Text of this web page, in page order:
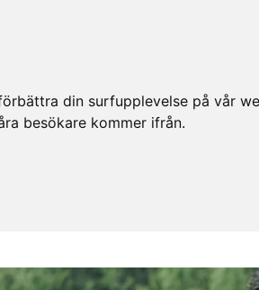
din surfupplevelse på vår
besökare kommer ifrån.